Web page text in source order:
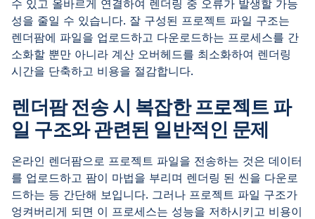
수 있고 올바르게 연결하여 렌더링 중 오류가 발생할 가능
성을 줄일 수 있습니다. 잘 구성된 프로젝트 파일 구조는
렌더팜에 파일을 업로드하고 다운로드하는 프로세스를 간
소화할 뿐만 아니라 계산 오버헤드를 최소화하여 렌더링
시간을 단축하고 비용을 절감합니다.
렌더팜 전송 시 복잡한 프로젝트 파
일 구조와 관련된 일반적인 문제
온라인 렌더팜으로 프로젝트 파일을 전송하는 것은 데이터
를 업로드하고 팜이 마법을 부리며 렌더링 된 씬을 다운로
드하는 등 간단해 보입니다. 그러나 프로젝트 파일 구조가
엉켜버리게 되면 이 프로세스는 성능을 저하시키고 비용이